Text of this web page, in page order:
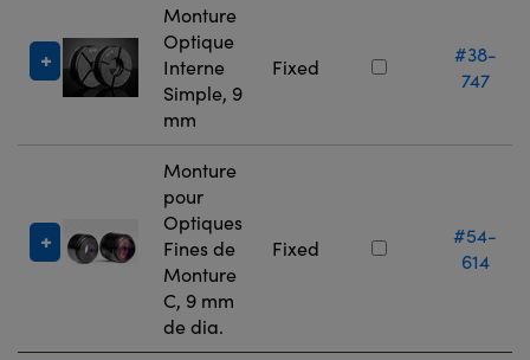
Monture
Optique
Interne
Simple, 9
mm
Fixed
#38-
747
Monture
pour
Optiques
Fines de
Monture
C, 9 mm
de dia.
Fixed
#54-
614